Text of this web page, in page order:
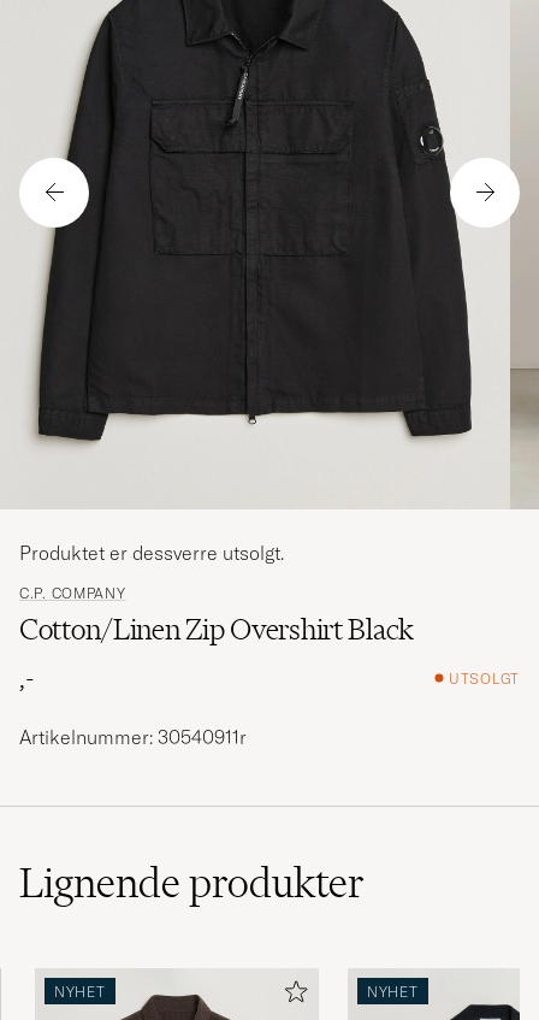
C.P. COMPANY
Cotton/Linen Zip Overshirt Black
,-
UTSOLGT
Produktet er dessverre utsolgt.
Artikelnummer: 30540911r
Lignendeprodukter
NYHET NYHET